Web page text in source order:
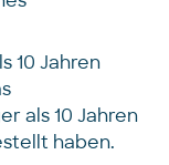
10 Jahren
als 10 Jahren
haben.